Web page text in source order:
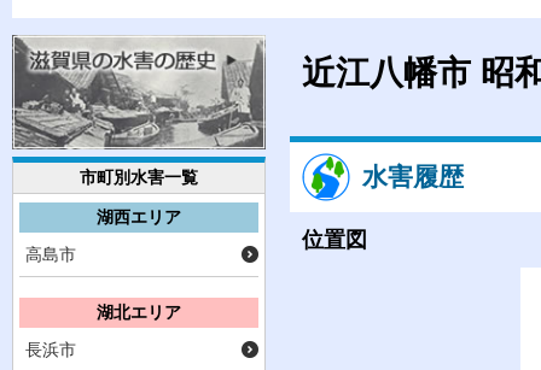
市町別水害一覧
湖西エリア
高島市
湖北エリア
長浜市
近江八幡市 昭
水害履歴
位置図